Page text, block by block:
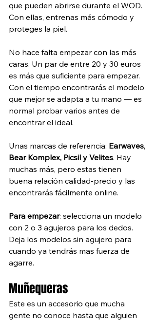
que pueden abrirse durante el WOD.
Con ellas, entrenas más cómodo y
proteges la piel.
No hace falta empezar con las más
caras. Un par de entre 20 y 30 euros
es más que suficiente para empezar.
Con el tiempo encontrarás el modelo
que mejor se adapta a tu mano — es
normal probar varios antes de
encontrar el ideal.
Unas marcas de referencia: Earwaves,
Bear Komplex, Picsil y Velites. Hay
muchas más, pero estas tienen
buena relación calidad-precio y las
encontrarás fácilmente online.
Para empezar: selecciona un modelo
con 2 o 3 agujeros para los dedos.
Deja los modelos sin agujero para
cuando ya tendrás mas fuerza de
agarre.
Muñequeras
Este es un accesorio que mucha
gente no conoce hasta que alguien